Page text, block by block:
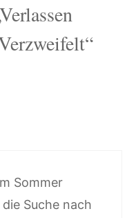
Sommer
Suche nach